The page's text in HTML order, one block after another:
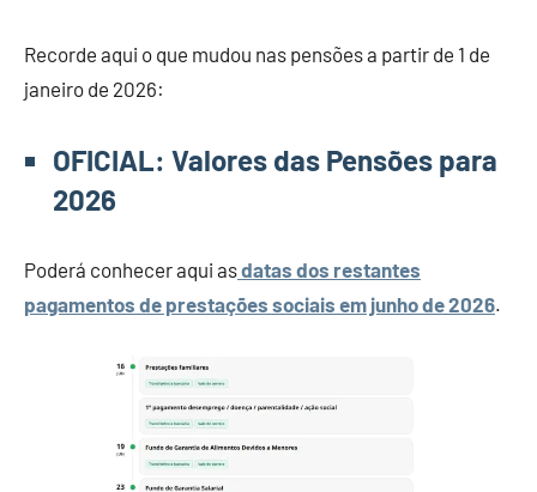
Recorde aqui o que mudou nas pensões a partir de 1 de
janeiro de 2026:
OFICIAL: Valores das Pensões para
2026
Poderá conhecer aqui asdatas dos restantes
pagamentos de prestações sociais em junho de 2026.